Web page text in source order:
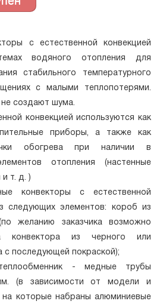
с естественной конвекцией
водяного отопления для
стабильного температурного
с малыми теплопотерями.
создают шума.
конвекцией используются как
приборы, а также как
обогрева при наличии в
отопления (настенные
т. д. )
конвекторы с естественной
следующих элементов: короб из
желанию заказчика возможно
конвектора из черного или
с последующей покраской);
- медные трубы
(в зависимости от модели и
на которые набраны алюминиевые